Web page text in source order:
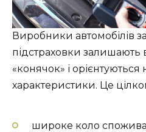
Виробники автомобілів
підстраховки залишають
«конячок» і орієнтуються
характеристики. Це
широке коло